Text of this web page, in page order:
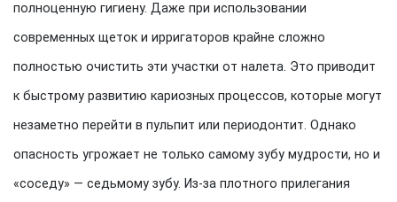
полноценную гигиену. Даже при использовании
современных щеток и ирригаторов крайне сложно
полностью очистить эти участки от налета. Это приводит
к быстрому развитию кариозных процессов, которые могут
незаметно перейти в пульпит или периодонтит. Однако
опасность угрожает не только самому зубу мудрости, но и
«соседу» — седьмому зубу. Из-за плотного прилегания